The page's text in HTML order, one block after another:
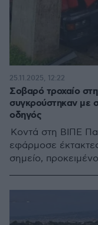
Σοβαρό τροχαίο
συγκρούστηκαν με
οδηγός
Κοντά στη ΒΙΠΕ
εφάρμοσε
σημείο,
25.11.2025, 12:22